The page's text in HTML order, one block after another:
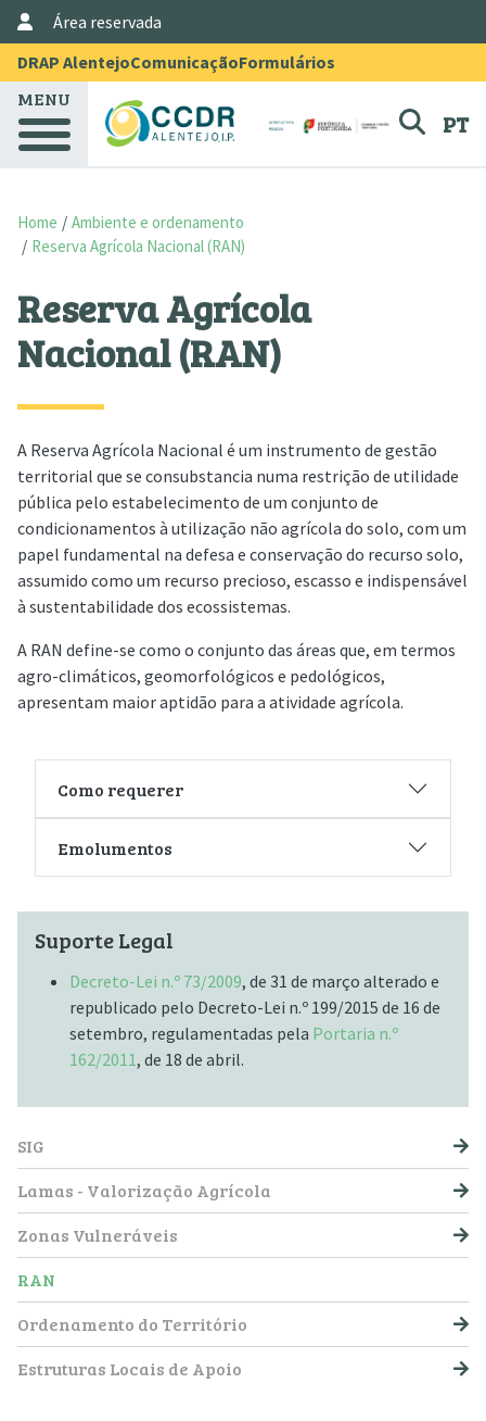
Skip to main content
Menu Topo
DRAP AlentejoComunicaçãoFormulários
User Account Menu
Área reservada
MENU
PT
Home
Ambiente e ordenamento
Reserva Agrícola Nacional (RAN)
Reserva Agrícola
Nacional (RAN)
SIG
Lamas - Valorização Agrícola
Zonas Vulneráveis
RAN
Ordenamento do Território
Estruturas Locais de Apoio
A Reserva Agrícola Nacional é um instrumento de gestão
territorial que se consubstancia numa restrição de utilidade
pública pelo estabelecimento de um conjunto de
condicionamentos à utilização não agrícola do solo, com um
papel fundamental na defesa e conservação do recurso solo,
assumido como um recurso precioso, escasso e indispensável
à sustentabilidade dos ecossistemas.
A RAN define-se como o conjunto das áreas que, em termos
agro-climáticos, geomorfológicos e pedológicos,
apresentam maior aptidão para a atividade agrícola.
Como requerer
Emolumentos
Decreto-Lei n.º 73/2009, de 31 de março alterado e
republicado pelo Decreto-Lei n.º 199/2015 de 16 de
setembro, regulamentadas pela Portaria n.º
162/2011, de 18 de abril.
Suporte Legal